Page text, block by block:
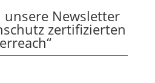
unsere Newsletter
zertifizierten